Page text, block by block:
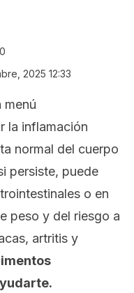
2025 12:33
menú
la inflamación
normal del cuerpo
persiste, puede
o en
peso y del riesgo a
artritis y